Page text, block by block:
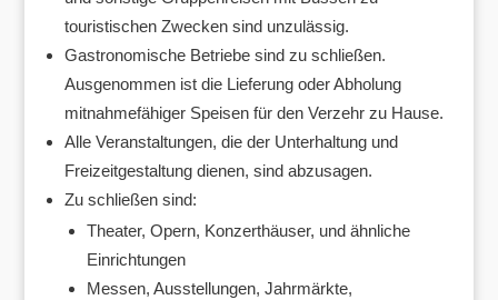
touristischen Zwecken sind unzulässig.
Gastronomische Betriebe sind zu schließen.
Ausgenommen ist die Lieferung oder Abholung
mitnahmefähiger Speisen für den Verzehr zu Hause.
Alle Veranstaltungen, die der Unterhaltung und
Freizeitgestaltung dienen, sind abzusagen.
Zu schließen sind:
Theater, Opern, Konzerthäuser, und ähnliche
Einrichtungen
Messen, Ausstellungen, Jahrmärkte,